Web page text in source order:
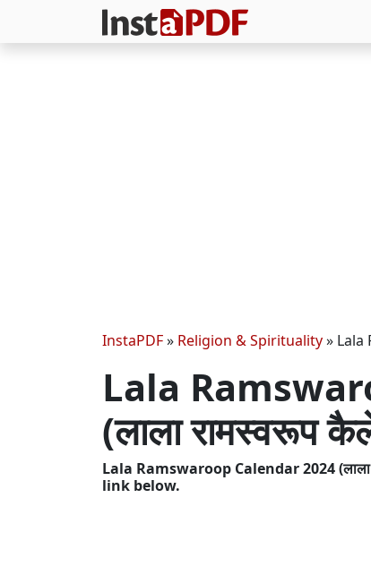
InstaPDF» Religion & Spirituality» Lala
Lala
(लाला रामस्वरूप
Lala Ramswaroop Calendar 2024
link below.